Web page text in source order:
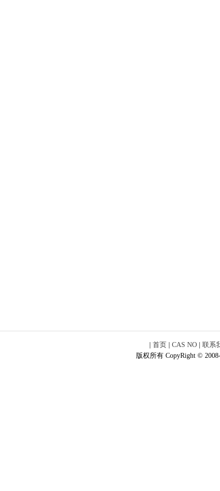
首页 CAS NO
联系
版权所有 CopyRight ©